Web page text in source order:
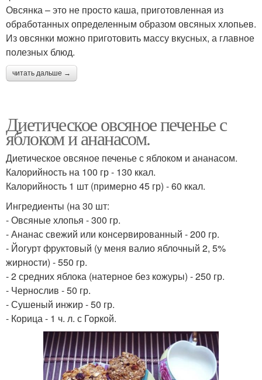
Овсянка – это не просто каша, приготовленная из
обработанных определенным образом овсяных хлопьев.
Из овсянки можно приготовить массу вкусных, а главное
полезных блюд.
читать дальше →
Диетическое овсяное печенье с
яблоком и ананасом.
Диетическое овсяное печенье с яблоком и ананасом.
Калорийность на 100 гр - 130 ккал.
Калорийность 1 шт (примерно 45 гр) - 60 ккал.
Ингредиенты (на 30 шт:
- Овсяные хлопья - 300 гр.
- Ананас свежий или консервированный - 200 гр.
- Йогурт фруктовый (у меня валио яблочный 2, 5%
жирности) - 550 гр.
- 2 средних яблока (натерное без кожуры) - 250 гр.
- Чернослив - 50 гр.
- Сушеный инжир - 50 гр.
- Корица - 1 ч. л. с Горкой.